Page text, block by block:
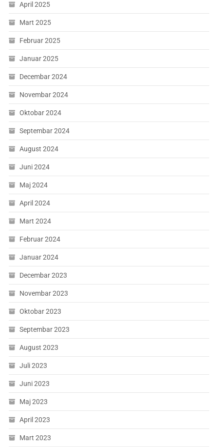
April 2025
Mart 2025
Februar 2025
Januar 2025
Decembar 2024
Novembar 2024
Oktobar 2024
Septembar 2024
August 2024
Juni 2024
Maj 2024
April 2024
Mart 2024
Februar 2024
Januar 2024
Decembar 2023
Novembar 2023
Oktobar 2023
Septembar 2023
August 2023
Juli 2023
Juni 2023
Maj 2023
April 2023
Mart 2023